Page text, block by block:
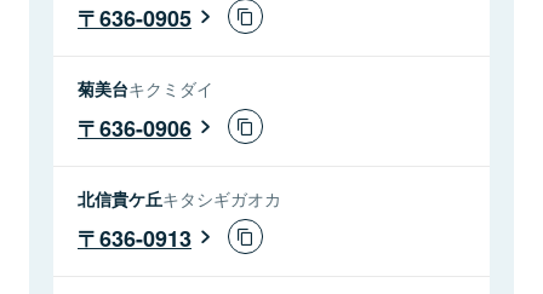
636-0905
菊美台キクミダイ
636-0906
北信貴ケ丘キタシギガオカ
636-0913